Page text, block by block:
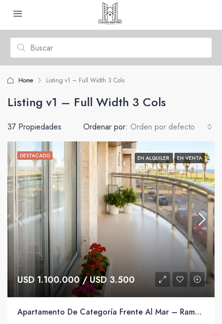
Home Listing v1 – Full Width 3 Cols
Listing v1 – Full Width 3 Cols
37 Propiedades Ordenar por: Orden por defecto
DESTACADO EN ALQUILER EN VENTA
USD 1.100.000 / USD 3.500
Apartamento De Categoría Frente Al Mar – Rambla Mahatma Gandhi.